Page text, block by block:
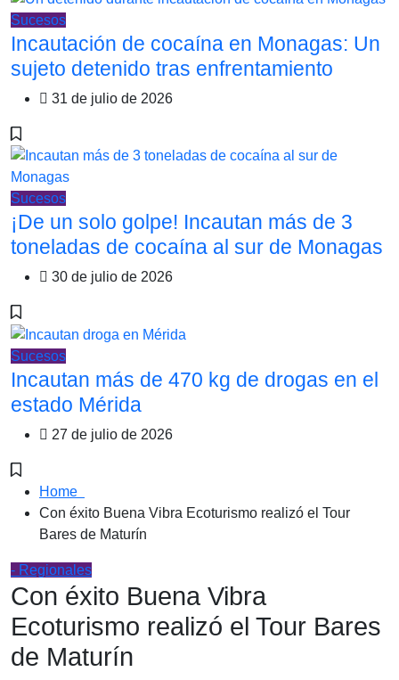
Sucesos
Incautación de cocaína en Monagas: Un
sujeto detenido tras enfrentamiento
31 de julio de 2026
Sucesos
¡De un solo golpe! Incautan más de 3
toneladas de cocaína al sur de Monagas
30 de julio de 2026
Sucesos
Incautan más de 470 kg de drogas en el
estado Mérida
27 de julio de 2026
Home
Con éxito Buena Vibra Ecoturismo realizó el Tour
Bares de Maturín
- Regionales
Con éxito Buena Vibra
Ecoturismo realizó el Tour Bares
de Maturín